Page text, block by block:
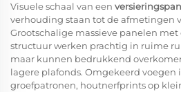
Visuele schaal van een
verhouding staan tot de afmetingen
Grootschalige massieve panelen
structuur werken prachtig in ruime
maar kunnen bedrukkend
lagere plafonds. Omgekeerd
groefpatronen, houtnerfprints op